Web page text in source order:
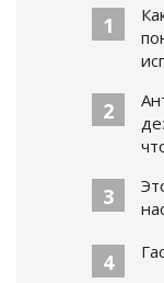
1
2
3
4